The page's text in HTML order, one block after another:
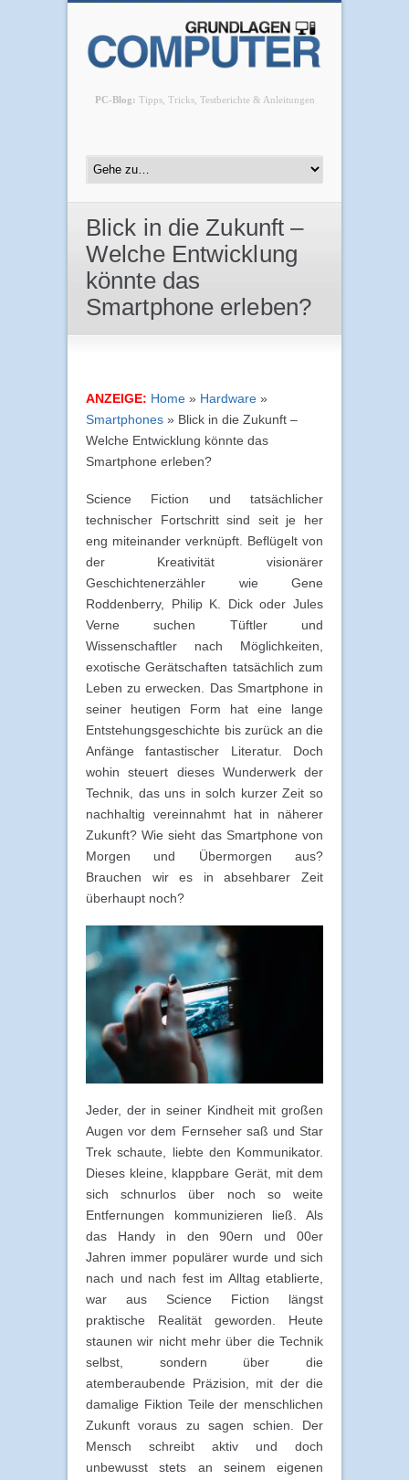
PC-Blog: Tipps, Tricks, Testberichte & Anleitungen
Blick in die Zukunft –
Welche Entwicklung
könnte das
Smartphone erleben?
ANZEIGE: Home » Hardware »
Smartphones » Blick in die Zukunft –
Welche Entwicklung könnte das
Smartphone erleben?
Science Fiction und tatsächlicher
technischer Fortschritt sind seit je her
eng miteinander verknüpft. Beflügelt von
der Kreativität visionärer
Geschichtenerzähler wie Gene
Roddenberry, Philip K. Dick oder Jules
Verne suchen Tüftler und
Wissenschaftler nach Möglichkeiten,
exotische Gerätschaften tatsächlich zum
Leben zu erwecken. Das Smartphone in
seiner heutigen Form hat eine lange
Entstehungsgeschichte bis zurück an die
Anfänge fantastischer Literatur. Doch
wohin steuert dieses Wunderwerk der
Technik, das uns in solch kurzer Zeit so
nachhaltig vereinnahmt hat in näherer
Zukunft? Wie sieht das Smartphone von
Morgen und Übermorgen aus?
Brauchen wir es in absehbarer Zeit
überhaupt noch?
Jeder, der in seiner Kindheit mit großen
Augen vor dem Fernseher saß und Star
Trek schaute, liebte den Kommunikator.
Dieses kleine, klappbare Gerät, mit dem
sich schnurlos über noch so weite
Entfernungen kommunizieren ließ. Als
das Handy in den 90ern und 00er
Jahren immer populärer wurde und sich
nach und nach fest im Alltag etablierte,
war aus Science Fiction längst
praktische Realität geworden. Heute
staunen wir nicht mehr über die Technik
selbst, sondern über die
atemberaubende Präzision, mit der die
damalige Fiktion Teile der menschlichen
Zukunft voraus zu sagen schien. Der
Mensch schreibt aktiv und doch
unbewusst stets an seinem eigenen